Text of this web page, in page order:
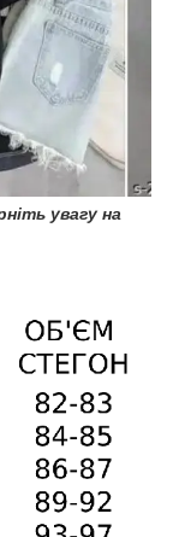
увагу на